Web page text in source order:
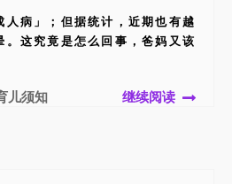
人病」；但据统计，近期也有越
。这究竟是怎么回事，爸妈又该
儿须知 继续阅读